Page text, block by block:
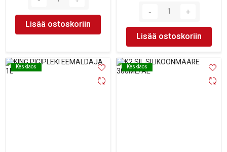
Lisää ostoskoriin
Lisää ostoskoriin
Kesklaos
Kesklaos Kesklaos
Kesklaos